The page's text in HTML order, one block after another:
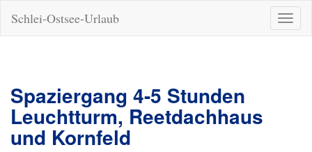
ein-/
Schlei-Ostsee-Urlaub
Spaziergang 4-5 Stunden
Leuchtturm, Reetdachhaus
und Kornfeld